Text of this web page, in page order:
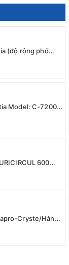
(độ rộng phổ
Model: C-7200 /
600
Cryste/Hàn